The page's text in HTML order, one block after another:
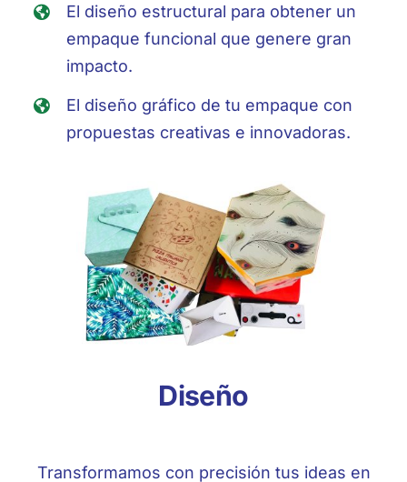
El diseño estructural para obtener un
empaque funcional que genere gran
impacto.
El diseño gráfico de tu empaque con
propuestas creativas e innovadoras.
Diseño
Transformamos con precisión tus ideas en